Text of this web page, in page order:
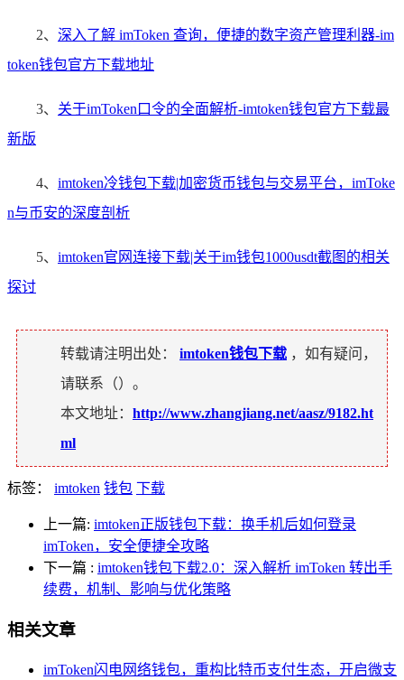
2、 深入了解 imToken 查询，便捷的数字资产管理利器-im
token钱包官方下载地址
3、 关于imToken口令的全面解析-imtoken钱包官方下载最
新版
4、 imtoken冷钱包下载|加密货币钱包与交易平台，imToke
n与币安的深度剖析
5、 imtoken官网连接下载|关于im钱包1000usdt截图的相关
探讨
转载请注明出处： imtoken钱包下载 ，如有疑问，
请联系（ ）。
本文地址： http://www.zhangjiang.net/aasz/9182.ht
ml
标签： imtoken 钱包 下载
上一篇: imtoken正版钱包下载：换手机后如何登录
imToken，安全便捷全攻略
下一篇 : imtoken钱包下载2.0：深入解析 imToken 转出手
续费，机制、影响与优化策略
相关文章
imToken闪电网络钱包，重构比特币支付生态，开启微支